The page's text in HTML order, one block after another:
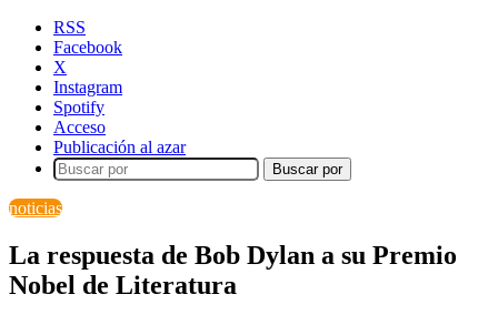
RSS
Facebook
X
Instagram
Spotify
Acceso
Publicación al azar
Buscar por
noticias
La respuesta de Bob Dylan a su Premio
Nobel de Literatura